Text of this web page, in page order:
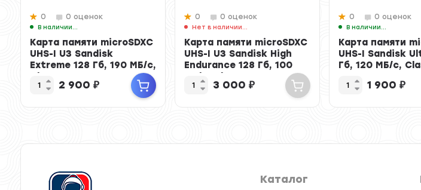
0 0 оценок
В наличии Арт.: SDSQXNE-128G-ZN6MA
Карта памяти microSDXC
UHS-I U3 Sandisk
Extreme 128 Гб, 190 МБ/с,
Class 10 V3...
2 900 ₽
0 0 оценок
Нет в наличии Арт.: SDSQQNR-128G-ZN6IA
Карта памяти microSDXC
UHS-I U3 Sandisk High
Endurance 128 Гб, 100
МБ/с, Clas...
3 000 ₽
0 0 оценок
В наличии Арт.:
Карта памяти
UHS-I Sandisk
Гб, 120 МБ/с,
1 900 ₽
Каталог